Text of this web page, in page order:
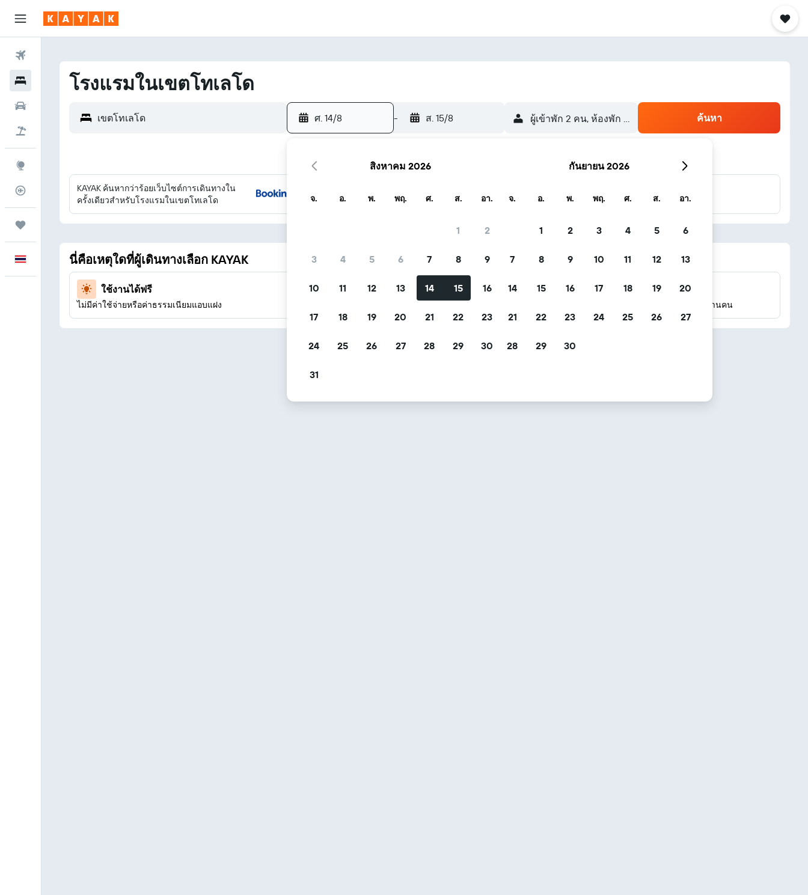
โรงแรม
ติดตามเที่ยวบิน
ภาษาไทย
โรงแรมในเขตโทเลโด
ศ. 14/8 - ส. 15/8 ผู้เข้าพัก 2 คน, ห้องพัก 1 ห้อง ค้นหา
KAYAK ค้นหากว่าร้อยเว็บไซต์การเดินทางใน
ครั้งเดียวสำหรับโรงแรมในเขตโทเลโด
...และอีกมากมาย
นี่คือเหตุใดที่ผู้เดินทางเลือก KAYAK
ใช้งานได้ฟรี
ไม่มีค่าใช้จ่ายหรือค่าธรรมเนียมแอบแฝง
กรองข้อเสนอของคุณ รีวิวนับล้าน
เช็คคะแนนจากรีวิวของผู้เข้าพักจริงหลายล้านคน
สิงหาคม 2026
จ. อ. พ. พฤ. ศ. ส. อา.
1 2
3 4 5 6 7 8 9
10 11 12 13 14 15 16
17 18 19 20 21 22 23
24 25 26 27 28 29 30
31
กันยายน 2026
จ. อ. พ. พฤ. ศ. ส. อา.
1 2 3 4 5 6
7 8 9 10 11 12 13
14 15 16 17 18 19 20
21 22 23 24 25 26 27
28 29 30